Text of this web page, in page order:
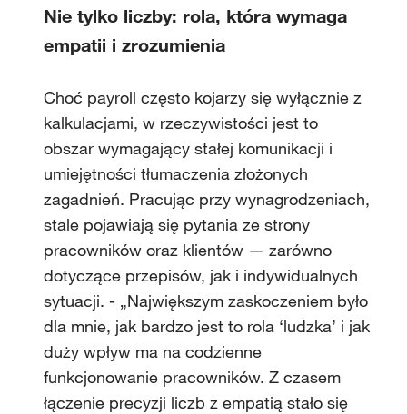
Nie tylko liczby: rola, która wymaga
empatii i zrozumienia
Choć payroll często kojarzy się wyłącznie z
kalkulacjami, w rzeczywistości jest to
obszar wymagający stałej komunikacji i
umiejętności tłumaczenia złożonych
zagadnień. Pracując przy wynagrodzeniach,
stale pojawiają się pytania ze strony
pracowników oraz klientów — zarówno
dotyczące przepisów, jak i indywidualnych
sytuacji. - „Największym zaskoczeniem było
dla mnie, jak bardzo jest to rola ‘ludzka’ i jak
duży wpływ ma na codzienne
funkcjonowanie pracowników. Z czasem
łączenie precyzji liczb z empatią stało się